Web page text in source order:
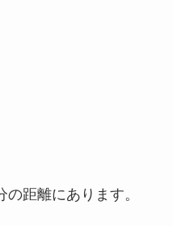
距離にあります。